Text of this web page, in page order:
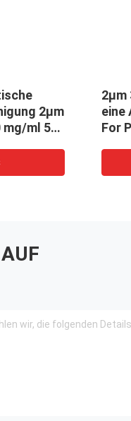
Protein-Reinigung 30
magnetisches μm
Verhältnis 100